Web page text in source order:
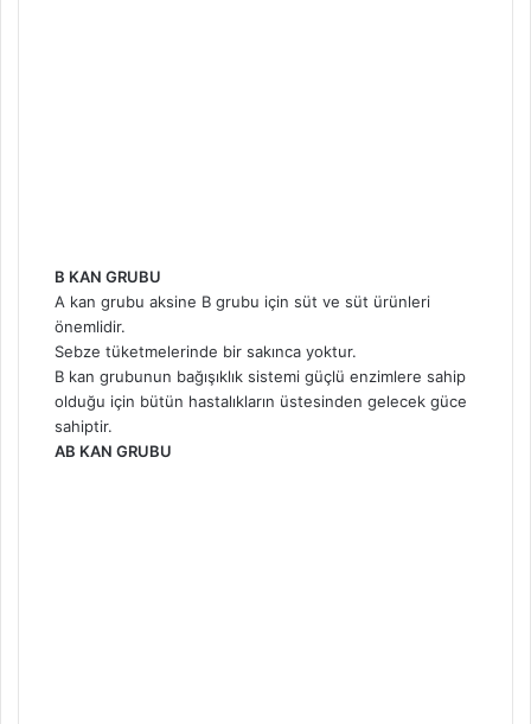
B KAN GRUBU
A kan grubu aksine B grubu için süt ve süt ürünleri
önemlidir.
Sebze tüketmelerinde bir sakınca yoktur.
B kan grubunun bağışıklık sistemi güçlü enzimlere sahip
olduğu için bütün hastalıkların üstesinden gelecek güce
sahiptir.
AB KAN GRUBU